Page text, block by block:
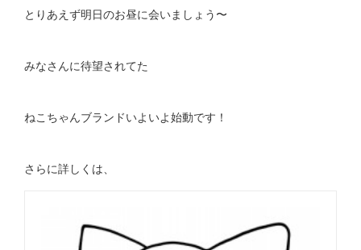
とりあえず明日のお昼に会いましょう〜
みなさんに待望されてた
ねこちゃんブランドいよいよ始動です！
さらに詳しくは、